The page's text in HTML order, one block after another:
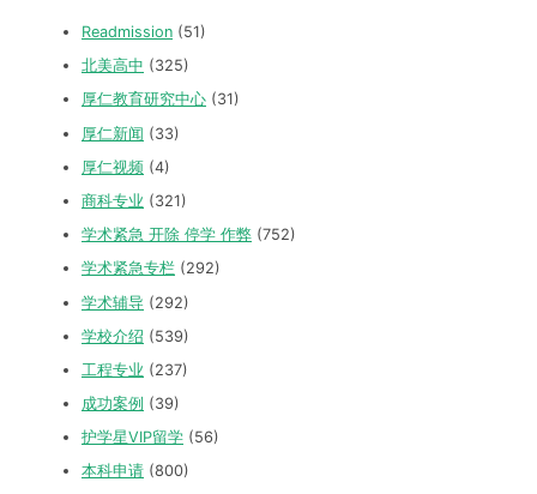
Readmission (51)
北美高中 (325)
厚仁教育研究中心 (31)
厚仁新闻 (33)
厚仁视频 (4)
商科专业 (321)
学术紧急 开除 停学 作弊 (752)
学术紧急专栏 (292)
学术辅导 (292)
学校介绍 (539)
工程专业 (237)
成功案例 (39)
护学星VIP留学 (56)
本科申请 (800)